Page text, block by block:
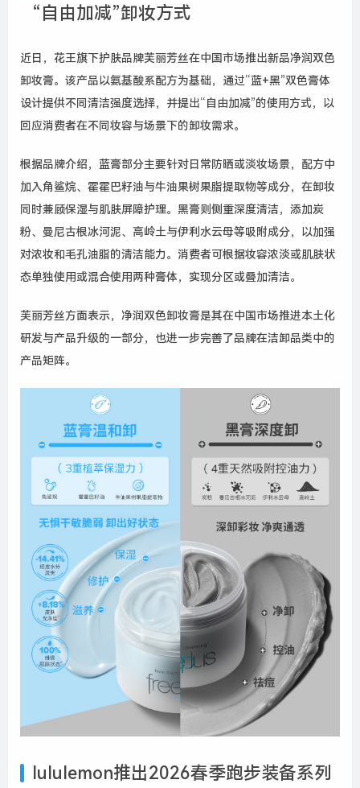
“自由加减”卸妆方式
近日，花王旗下护肤品牌芙丽芳丝在中国市场推出新品净润双色
卸妆膏。该产品以氨基酸系配方为基础，通过“蓝+黑”双色膏体
设计提供不同清洁强度选择，并提出“自由加减”的使用方式，以
回应消费者在不同妆容与场景下的卸妆需求。
根据品牌介绍，蓝膏部分主要针对日常防晒或淡妆场景，配方中
加入角鲨烷、霍霍巴籽油与牛油果树果脂提取物等成分，在卸妆
同时兼顾保湿与肌肤屏障护理。黑膏则侧重深度清洁，添加炭
粉、曼尼古根冰河泥、高岭土与伊利水云母等吸附成分，以加强
对浓妆和毛孔油脂的清洁能力。消费者可根据妆容浓淡或肌肤状
态单独使用或混合使用两种膏体，实现分区或叠加清洁。
芙丽芳丝方面表示，净润双色卸妆膏是其在中国市场推进本土化
研发与产品升级的一部分，也进一步完善了品牌在洁卸品类中的
产品矩阵。
lululemon推出2026春季跑步装备系列